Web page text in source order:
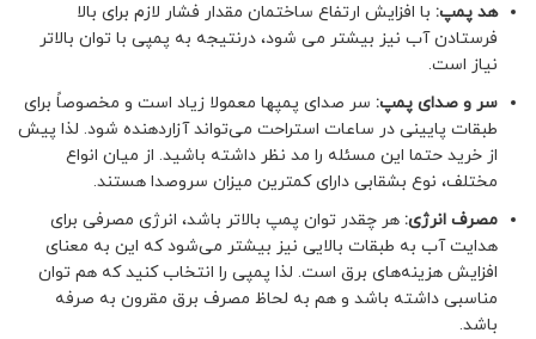
هد پمپ: با افزایش ارتفاع ساختمان مقدار فشار لازم برای بالا
فرستادن آب نیز بیشتر می شود، درنتیجه به پمپی با توان بالاتر
نیاز است.
سر و صدای پمپ: سر صدای پمپها معمولا زیاد است و مخصوصاً برای
طبقات پایینی در ساعات استراحت می‌تواند آزاردهنده شود. لذا پیش
از خرید حتما این مسئله را مد نظر داشته باشید. از میان انواع
مختلف، نوع بشقابی دارای کمترین میزان سروصدا هستند.
مصرف انرژی: هر چقدر توان پمپ بالاتر باشد، انرژی مصرفی برای
هدایت آب به طبقات بالایی نیز بیشتر می‌شود که این به معنای
افزایش هزینه‌های برق است. لذا پمپی را انتخاب کنید که هم توان
مناسبی داشته باشد و هم به لحاظ مصرف برق مقرون به صرفه
باشد.